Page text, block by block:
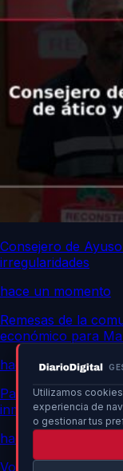
Utilizamos
experiencia de
o gestionar tus
Consejero de
irregularidades
hace un momento
Remesas de la
económico para
hace un momento
Patrullas vecinales
inmigrantes
hace un momento
Vox y Sumar